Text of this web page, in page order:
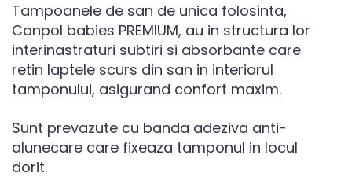
Tampoanele de san de unica folosinta,
Canpol babies PREMIUM, au in structura lor
interinastraturi subtiri si absorbante care
retin laptele scurs din san in interiorul
tamponului, asigurand confort maxim.
Sunt prevazute cu banda adeziva anti-
alunecare care fixeaza tamponul in locul
dorit.